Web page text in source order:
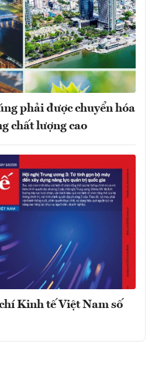
phải được chuyển hóa
chất lượng cao
Kinh tế Việt Nam số